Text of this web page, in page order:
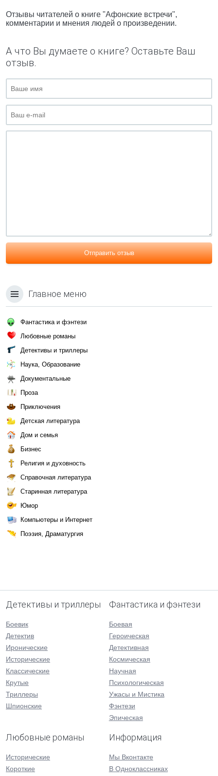
Отзывы читателей о книге "Афонские встречи",
комментарии и мнения людей о произведении.
А что Вы думаете о книге? Оставьте Ваш
отзыв.
Отправить отзыв
Главное меню
Фантастика и фэнтези
Любовные романы
Детективы и триллеры
Наука, Образование
Документальные
Проза
Приключения
Детская литература
Дом и семья
Бизнес
Религия и духовность
Справочная литература
Старинная литература
Юмор
Компьютеры и Интернет
Поэзия, Драматургия
Детективы и триллеры
Боевик
Детектив
Иронические
Исторические
Классические
Крутые
Триллеры
Шпионские
Фантастика и фэнтези
Боевая
Героическая
Детективная
Космическая
Научная
Психологическая
Ужасы и Мистика
Фэнтези
Эпическая
Любовные романы
Исторические
Короткие
Информация
Мы Вконтакте
В Одноклассниках